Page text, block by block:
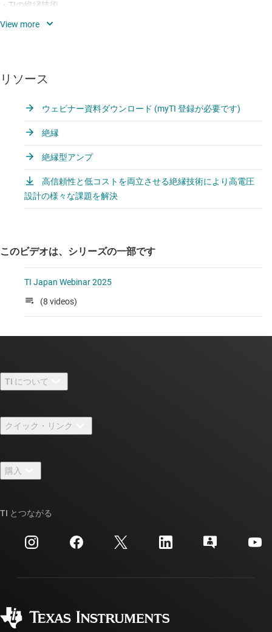
・TIの絶縁技術
- 絶縁アンプ・コンバータ・コンパレータ
- 絶縁電源モジュール・絶縁ゲートドライバ
- フォトカプラエミュレータ
リソース
ウェビナー資料ダウンロード (myTI 登録が必要です)
絶縁
絶縁型アンプ
高信頼性と低コストを両立させる絶縁技術により高電圧
設計の様々な課題を解決
このビデオは、シリーズの一部です
TI Japan Webinar 2025
(8 videos)
TI について
採用情報
ニュース
イベント
投資家向け情報
クイック・リンク
TI E2E™ 設計サポート・フォーラム
クロスリファレンス検索
カスタマー・サポート・センター
myTI アカウントの FAQ
購入
ご注文に関する FAQ
TI とつながる